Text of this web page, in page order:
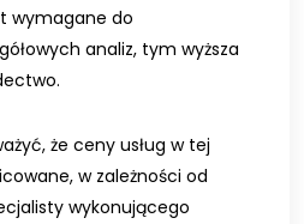
wymagane do
analiz, tym wyższa
że ceny usług w tej
w zależności od
wykonującego